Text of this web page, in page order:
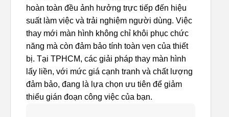
hoàn toàn đều ảnh hưởng trực tiếp đến hiệu
suất làm việc và trải nghiệm người dùng. Việc
thay mới màn hình không chỉ khôi phục chức
năng mà còn đảm bảo tính toàn vẹn của thiết
bị. Tại TPHCM, các giải pháp thay màn hình
lấy liền, với mức giá cạnh tranh và chất lượng
đảm bảo, đang là lựa chọn ưu tiên để giảm
thiểu gián đoạn công việc của bạn.